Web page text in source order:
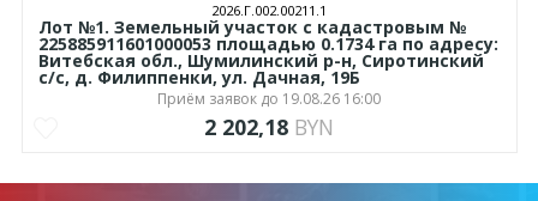
2026.Г.002.00211.1
Лот №1. Земельный участок с кадастровым №
225885911601000053 площадью 0.1734 га по адресу:
Витебская обл., Шумилинский р-н, Сиротинский
с/с, д. Филиппенки, ул. Дачная, 19Б
Приём заявок до 19.08.26 16:00
2 202,18 BYN